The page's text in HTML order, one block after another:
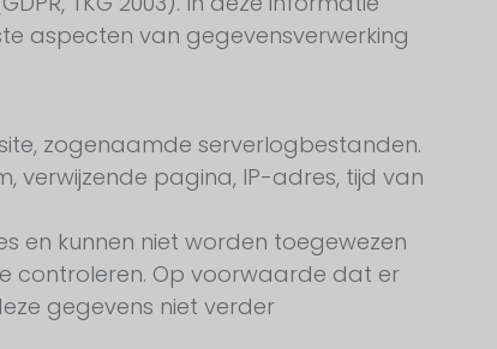
aspecten van gegevensverwerking
zogenaamde serverlogbestanden.
verwijzende pagina, IP-adres, tijd van
en kunnen niet worden toegewezen
controleren. Op voorwaarde dat er
gegevens niet verder